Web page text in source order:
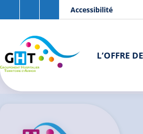
Aller au contenu principal
Accessibilité
L’OFFRE
Panneau de gestion des cookies